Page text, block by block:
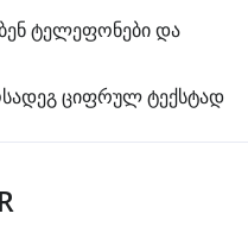
ტელეფონები და
ციფრულ ტექსტად